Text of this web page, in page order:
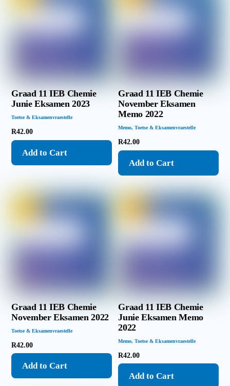
Graad 11 IEB Chemie
Junie Eksamen 2023
Toetse & Eksamenvraestelle
R42.00
Add to Cart
Graad 11 IEB Chemie
November Eksamen
Memo 2022
Memo,Toetse & Eksamenvraestelle
R42.00
Add to Cart
Graad 11 IEB Chemie
November Eksamen 2022
Toetse & Eksamenvraestelle
R42.00
Add to Cart
Graad 11 IEB Chemie
Junie Eksamen Memo
2022
Memo,Toetse & Eksamenvraestelle
R42.00
Add to Cart